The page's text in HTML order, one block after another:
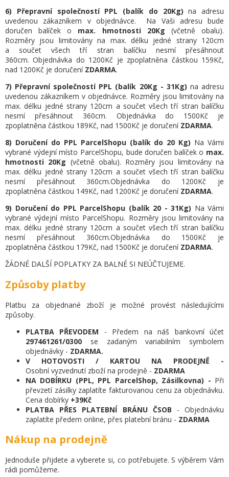
6)
Přepravní společností PPL (balík do 20Kg)na adresu
uvedenou zákazníkem v objednávce.
Na Vaši adresu bude
doručen balíček o max. hmotnosti 20Kg (včetně obalu).
Rozměry jsou limitovány na max. délku jedné strany 120cm
a součet všech tří stran balíčku nesmí přesáhnout
360cm.Objednávka do 1200Kč je zpoplatněna částkou 159Kč,
nad 1200Kč je doručení ZDARMA.
7) Přepravní společností PPL (balík 20Kg - 31Kg) na adresu
uvedenou zákazníkem v objednávce. Rozměry jsou limitovány na
max. délku jedné strany 120cm a součet všech tří stran balíčku
nesmí přesáhnout 360cm. Objednávka do 1500Kč je
zpoplatněna částkou 189Kč, nad 1500Kč je doručení ZDARMA.
8) Doručenído PPL ParcelShopu (balík do 20 Kg) Na Vámi
vybrané výdejní místo ParcelShopu, bude doručen balíček o max.
hmotnosti 20Kg (včetně obalu). Rozměry jsou limitovány na
max. délku jedné strany 120cm a součet všech tří stran balíčku
nesmí přesáhnout 360cm.Objednávka do 1200Kč je
zpoplatněna částkou 149Kč, nad 1200Kč je doručení ZDARMA.
9) Doručenído PPL ParcelShopu (balík 20 - 31Kg) Na Vámi
vybrané výdejní místo ParcelShopu. Rozměry jsou limitovány na
max. délku jedné strany 120cm a součet všech tří stran balíčku
nesmí přesáhnout 360cm.Objednávka do 1500Kč je
zpoplatněna částkou 179Kč, nad 1500Kč je doručení ZDARMA.
ŽÁDNÉ DALŠÍ POPLATKY ZA BALNÉ SI NEÚČTUJEME.
Způsoby platby
Platbu za objednané zboží je možné provést následujícími
způsoby.
PLATBA PŘEVODEM - Předem na náš bankovní účet
297461261/0300 se zadanýmvariabilním symbolem
objednávky - ZDARMA.
V HOTOVOSTI / KARTOU NA PRODEJNĚ -
Osobní vyzvednutí zboží na prodejně - ZDARMA
NA DOBÍRKU (PPL, PPL ParcelShop, Zásilkovna) - Při
převzetí zásilky zaplatíte fakturovanou cenu za objednávku.
Cena dobírky +39Kč
PLATBA PŘES PLATEBNÍ BRÁNU ČSOB - Objednávku
zaplatíte předem online, přes platební bránu - ZDARMA
Nákup na prodejně
Jednoduše přijdete a vyberete si, co potřebujete. S výběrem Vám
rádi pomůžeme.